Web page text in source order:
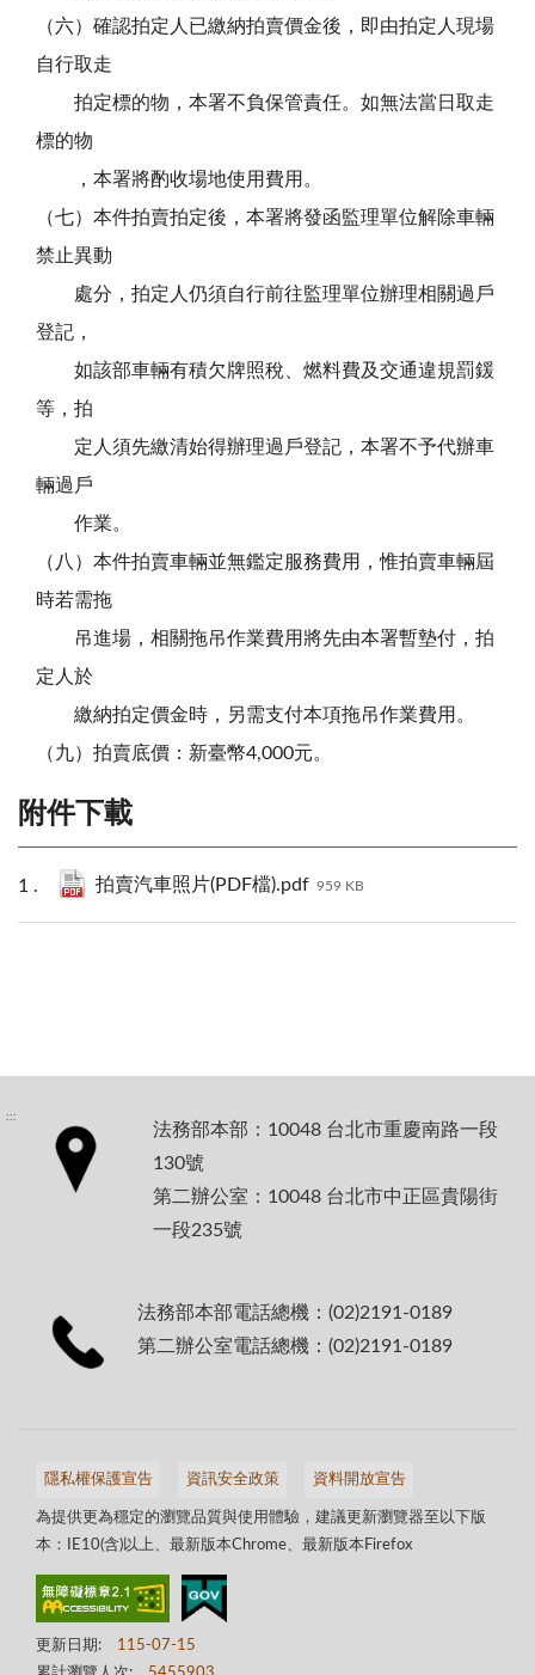
（六）確認拍定人已繳納拍賣價金後，即由拍定人現場
自行取走
拍定標的物，本署不負保管責任。如無法當日取走
標的物
，本署將酌收場地使用費用。
（七）本件拍賣拍定後，本署將發函監理單位解除車輛
禁止異動
處分，拍定人仍須自行前往監理單位辦理相關過戶
登記，
如該部車輛有積欠牌照稅、燃料費及交通違規罰鍰
等，拍
定人須先繳清始得辦理過戶登記，本署不予代辦車
輛過戶
作業。
（八）本件拍賣車輛並無鑑定服務費用，惟拍賣車輛屆
時若需拖
吊進場，相關拖吊作業費用將先由本署暫墊付，拍
定人於
繳納拍定價金時，另需支付本項拖吊作業費用。
（九）拍賣底價：新臺幣4,000元。
附件下載
拍賣汽車照片(PDF檔).pdf 959 KB
:::
法務部本部：10048 台北市重慶南路一段
130號
第二辦公室：10048 台北市中正區貴陽街
一段235號
法務部本部電話總機：(02)2191-0189
第二辦公室電話總機：(02)2191-0189
隱私權保護宣告 資訊安全政策 資料開放宣告
為提供更為穩定的瀏覽品質與使用體驗，建議更新瀏覽器至以下版
本：IE10(含)以上、最新版本Chrome、最新版本Firefox
更新日期:
115-07-15